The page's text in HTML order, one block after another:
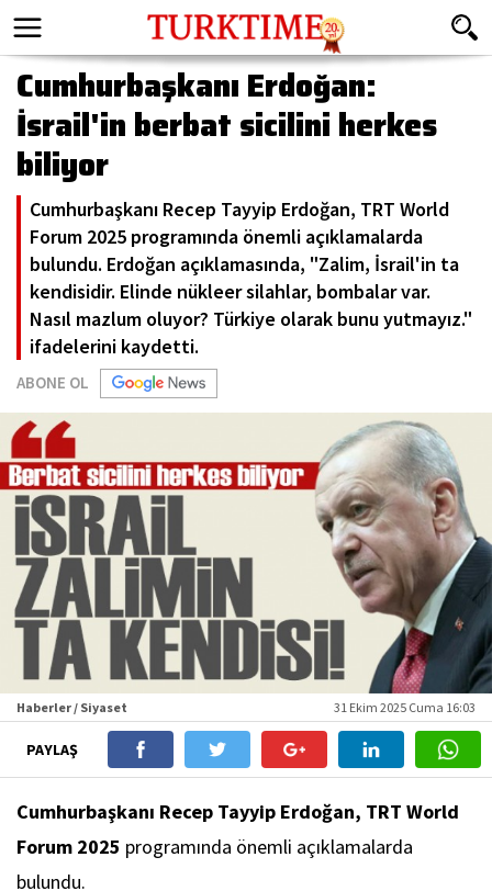
Cumhurbaşkanı Erdoğan:
İsrail'in berbat sicilini herkes
biliyor
Cumhurbaşkanı Recep Tayyip Erdoğan, TRT World
Forum 2025 programında önemli açıklamalarda
bulundu. Erdoğan açıklamasında, "Zalim, İsrail'in ta
kendisidir. Elinde nükleer silahlar, bombalar var.
Nasıl mazlum oluyor? Türkiye olarak bunu yutmayız."
ifadelerini kaydetti.
ABONE OL
Haberler / Siyaset 31 Ekim 2025 Cuma 16:03
PAYLAŞ
Cumhurbaşkanı Recep Tayyip Erdoğan, TRT World
Forum 2025 programında önemli açıklamalarda
bulundu.